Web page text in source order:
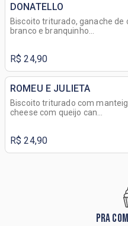
DONATELLO
Biscoito triturado, ganache de
branco e branquinho...
R$ 24,90
ROMEU E JULIETA
Biscoito triturado com
cheese com queijo can...
R$ 24,90
PRA